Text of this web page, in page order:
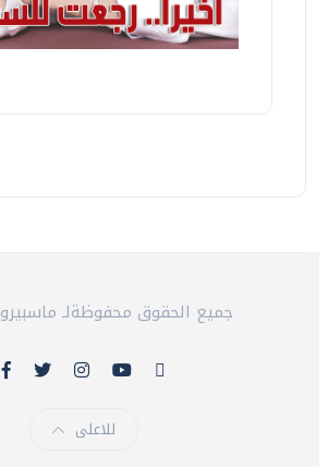
© 2026 جميع الحقوق محفوظةلـ ماسبيرو
للاعلى